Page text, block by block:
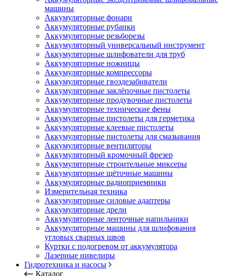
машины
Аккумуляторные фонари
Аккумуляторные рубанки
Аккумуляторные резьборезы
Аккумуляторный универсальный инструмент
Аккумуляторные шлифователи для труб
Аккумуляторные ножницы
Аккумуляторные компрессоры
Аккумуляторные гвоздезабиватели
Аккумуляторные заклёпочные пистолеты
Аккумуляторные продувочные пистолеты
Аккумуляторные технические фены
Аккумуляторные пистолеты для герметика
Аккумуляторные клеевые пистолеты
Аккумуляторные пистолеты для смазывания
Аккумуляторные вентиляторы
Аккумуляторный кромочный фрезер
Аккумуляторные строительные миксеры
Аккумуляторные щёточные машины
Аккумуляторные радиоприемники
Измерительная техника
Аккумуляторные силовые адаптеры
Аккумуляторные дрели
Аккумуляторные ленточные напильники
Аккумуляторные машины для шлифования
угловых сварных швов
Куртки с подогревом от аккумулятора
Лазерные нивелиры
Гидротехника и насосы
Каталог